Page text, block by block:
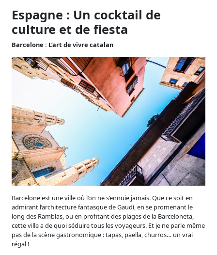
Espagne : Un cocktail de
culture et de fiesta
Barcelone : L’art de vivre catalan
Barcelone est une ville où l’on ne s’ennuie jamais. Que ce soit en
admirant l’architecture fantasque de Gaudí, en se promenant le
long des Ramblas, ou en profitant des plages de la Barceloneta,
cette ville a de quoi séduire tous les voyageurs. Et je ne parle même
pas de la scène gastronomique : tapas, paella, churros… un vrai
régal !